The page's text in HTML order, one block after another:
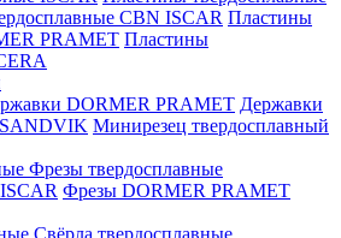
CBN ISCAR Пластины
PRAMET Пластины
DORMER PRAMET Державки
Минирезец твердосплавный
Фрезы твердосплавные
Фрезы DORMER PRAMET